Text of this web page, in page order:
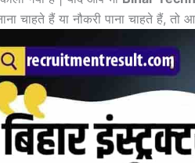
चाहते हैं या नौकरी पाना चाहते हैं, तो